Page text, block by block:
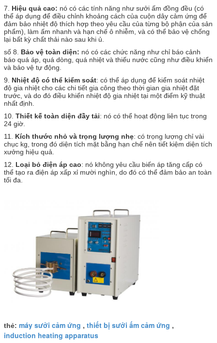
7. Hiệu quả cao: nó có các tính năng như sưởi ấm đồng đều (có
thể áp dụng để điều chỉnh khoảng cách của cuộn dây cảm ứng để
đảm bảo nhiệt độ thích hợp theo yêu cầu của từng bộ phận của sản
phẩm), làm ấm nhanh và hạn chế ô nhiễm, và có thể bảo vệ chống
lại bất kỳ chất thải nào sau khi ủ.
số 8. Bảo vệ toàn diện: nó có các chức năng như chỉ báo cảnh
báo quá áp, quá dòng, quá nhiệt và thiếu nước cũng như điều khiển
và bảo vệ tự động.
9. Nhiệt độ có thể kiểm soát: có thể áp dụng để kiểm soát nhiệt
độ gia nhiệt cho các chi tiết gia công theo thời gian gia nhiệt đặt
trước, và do đó điều khiển nhiệt độ gia nhiệt tại một điểm kỹ thuật
nhất định.
10. Thiết kế toàn diện đầy tải: nó có thể hoạt động liên tục trong
24 giờ.
11. Kích thước nhỏ và trọng lượng nhẹ: có trọng lượng chỉ vài
chục kg, trong đó diện tích mặt bằng hạn chế nên tiết kiệm diện tích
xưởng hiệu quả.
12. Loại bỏ điện áp cao: nó không yêu cầu biến áp tăng cấp có
thể tạo ra điện áp xấp xỉ mười nghìn, do đó có thể đảm bảo an toàn
tối đa.
thẻ: máy sưởi cảm ứng , thiết bị sưởi ấm cảm ứng ,
induction heating apparatus